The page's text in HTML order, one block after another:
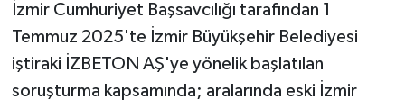
İzmir Cumhuriyet Başsavcılığı tarafından 1
Temmuz 2025'te İzmir Büyükşehir Belediyesi
iştiraki İZBETON AŞ'ye yönelik başlatılan
soruşturma kapsamında; aralarında eski İzmir